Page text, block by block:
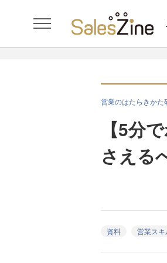
営業のはたらきかた
【5分
さえる
資料 営業スキ